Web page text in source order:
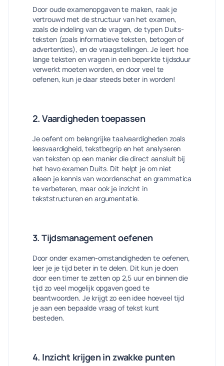
Door oude examenopgaven te maken, raak je
vertrouwd met de structuur van het examen,
zoals de indeling van de vragen, de typen Duits-
teksten (zoals informatieve teksten, betogen of
advertenties), en de vraagstellingen. Je leert hoe
lange teksten en vragen in een beperkte tijdsduur
verwerkt moeten worden, en door veel te
oefenen, kun je daar steeds beter in worden!
2. Vaardigheden toepassen
Je oefent om belangrijke taalvaardigheden zoals
leesvaardigheid, tekstbegrip en het analyseren
van teksten op een manier die direct aansluit bij
het havo examen Duits. Dit helpt je om niet
alleen je kennis van woordenschat en grammatica
te verbeteren, maar ook je inzicht in
tekststructuren en argumentatie.
3. Tijdsmanagement oefenen
Door onder examen-omstandigheden te oefenen,
leer je je tijd beter in te delen. Dit kun je doen
door een timer te zetten op 2,5 uur en binnen die
tijd zo veel mogelijk opgaven goed te
beantwoorden. Je krijgt zo een idee hoeveel tijd
je aan een bepaalde vraag of tekst kunt
besteden.
4. Inzicht krijgen in zwakke punten